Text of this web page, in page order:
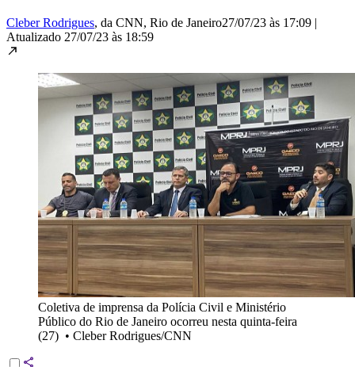
Cleber Rodrigues, da CNN, Rio de Janeiro27/07/23 às 17:09 |
Atualizado 27/07/23 às 18:59
Coletiva de imprensa da Polícia Civil e Ministério
Público do Rio de Janeiro ocorreu nesta quinta-feira
(27) • Cleber Rodrigues/CNN